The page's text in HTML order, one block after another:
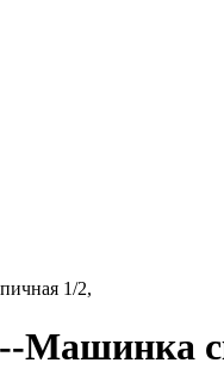
1/2,
Машинка